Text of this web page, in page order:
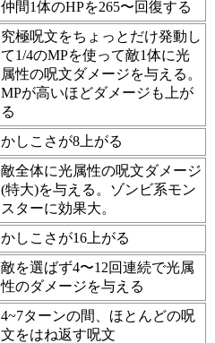
仲間1体のHPを265〜回復する
究極呪文をちょっとだけ発動し
て1/4のMPを使って敵1体に光
属性の呪文ダメージを与える。
MPが高いほどダメージも上が
る
かしこさが8上がる
敵全体に光属性の呪文ダメージ
(特大)を与える。ゾンビ系モン
スターに効果大。
かしこさが16上がる
敵を選ばず4〜12回連続で光属
性のダメージを与える
4~7ターンの間、ほとんどの呪
文をはね返す呪文